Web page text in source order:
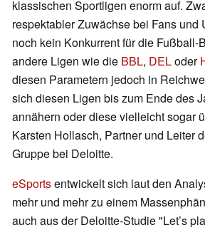
klassischen Sportligen enorm auf.
respektabler Zuwächse bei Fans und
noch kein Konkurrent für die Fußball-
andere Ligen wie die BBL, DELoder
diesen Parametern jedoch in
sich diesen Ligen bis zum Ende des
annähern oder diese vielleicht sogar
Karsten Hollasch, Partner und Leiter
Gruppe bei Deloitte.
eSportsentwickelt sich laut den
mehr und mehr zu einem
auch aus der Deloitte-Studie "Let’s